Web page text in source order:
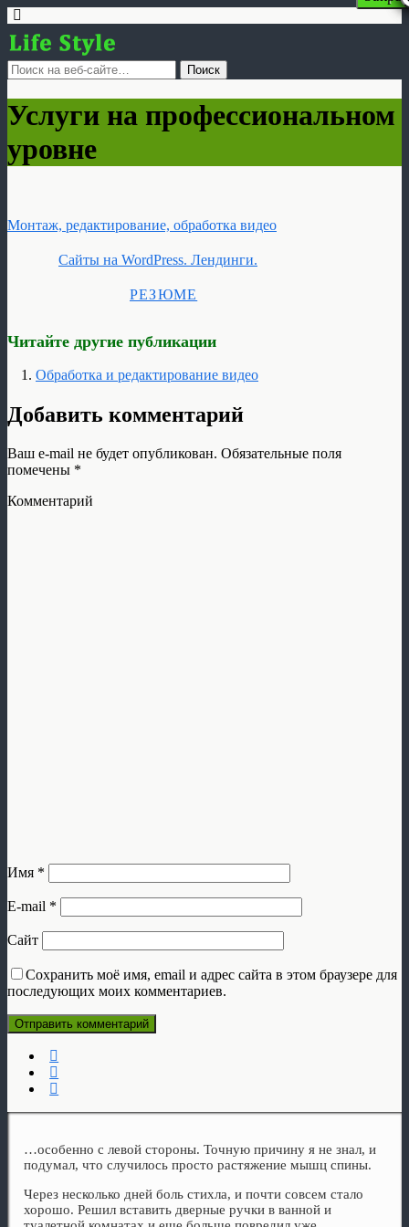
Услуги на профессиональном
уровне
Монтаж, редактирование, обработка видео
Сайты на WordPress. Лендинги.
РЕЗЮМЕ
Читайте другие публикации
Обработка и редактирование видео
Добавить комментарий
Ваш e-mail не будет опубликован. Обязательные поля
помечены *
Комментарий
Имя *
E-mail *
Сайт
Сохранить моё имя, email и адрес сайта в этом браузере для
последующих моих комментариев.
…особенно с левой стороны. Точную причину я не знал, и
подумал, что случилось просто растяжение мышц спины.
Через несколько дней боль стихла, и почти совсем стало
хорошо. Решил вставить дверные ручки в ванной и